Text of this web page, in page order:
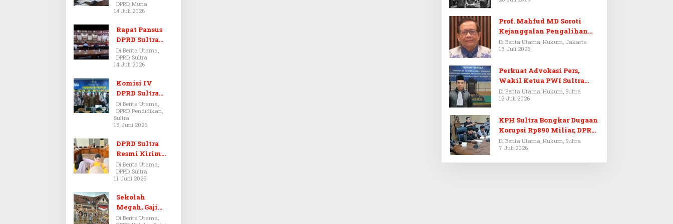
Dugaan Jual
Beli Tanah
Bermasalah di
Muna
DPRD, Muna
14 Juli 2026
Rapat Pansus
DPRD Sultra
Diskors Dua
Kali Akibat
Ketidakhadira
n Pj Sekda
Di Berita Utama,
DPRD, Sultra
14 Juli 2026
Komisi IV
DPRD Sultra
Kawal Hak
Guru,
Rencanakan
Pendidikan
Di Berita Utama,
DPRD, Pendidikan,
Sultra
15 Juni 2026
DPRD Sultra
Resmi Kirim
Aspirasi Tolak
Peraturan
BPOM No. 5
Tahun 2026 ke
Komisi IX DPR
Di Berita Utama,
DPRD, Sultra
11 Juni 2026
Sekolah
Megah, Gaji
Guru Berdarah-
Di Berita Utama,
Prof. Mahfud MD Soroti
Kejanggalan Pengalihan
Penyelidikan Tersangka
Febrie Adriansyah
Di Berita Utama, Hukum, Jakarta
13 Juli 2026
Perkuat Advokasi Pers,
Wakil Ketua PWI Sultra
Resmi Dilantik Menjadi
Advokat PERADI
Di Berita Utama, Hukum, Sultra
12 Juli 2026
KPH Sultra Bongkar Dugaan
Korupsi Rp890 Miliar, DPRD
Sultra Gelar RDP
Di Berita Utama, Hukum, Sultra
7 Juli 2026